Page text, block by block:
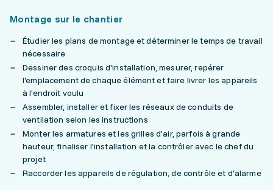
Montage sur le chantier
Étudier les plans de montage et déterminer le temps de travail
nécessaire
Dessiner des croquis d'installation, mesurer, repérer
l'emplacement de chaque élément et faire livrer les appareils
à l'endroit voulu
Assembler, installer et fixer les réseaux de conduits de
ventilation selon les instructions
Monter les armatures et les grilles d'air, parfois à grande
hauteur, finaliser l'installation et la contrôler avec le chef du
projet
Raccorder les appareils de régulation, de contrôle et d'alarme